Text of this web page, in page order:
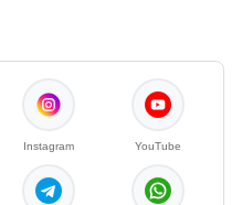
Instagram YouTube